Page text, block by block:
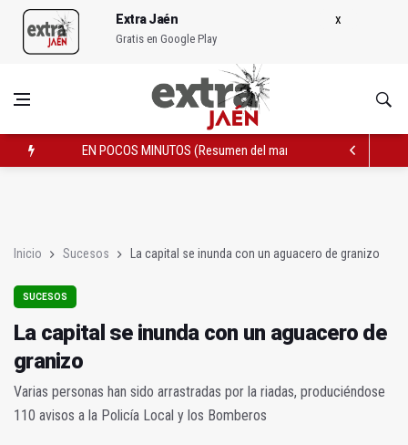
Extra Jaén
Gratis en Google Play
EN POCOS MINUTOS (Resumen del martes, 16 de junio de
Inicio Sucesos La capital se inunda con un aguacero de granizo
SUCESOS
La capital se inunda con un aguacero de
granizo
Varias personas han sido arrastradas por la riadas, produciéndose
110 avisos a la Policía Local y los Bomberos